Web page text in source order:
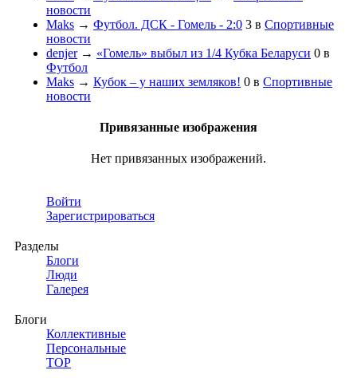
новости
Maks → Футбол. ДСК - Гомель - 2:0 3 в Спортивные
новости
denjer→ «Гомель» выбыл из 1/4 Кубка Беларуси 0 в
Футбол
Maks → Кубок – у наших земляков! 0 в Спортивные
новости
Привязанные изображения
Нет привязанных изображений.
Войти
Зарегистрироваться
Разделы
Блоги
Люди
Галерея
Блоги
Коллективные
Персональные
TOP